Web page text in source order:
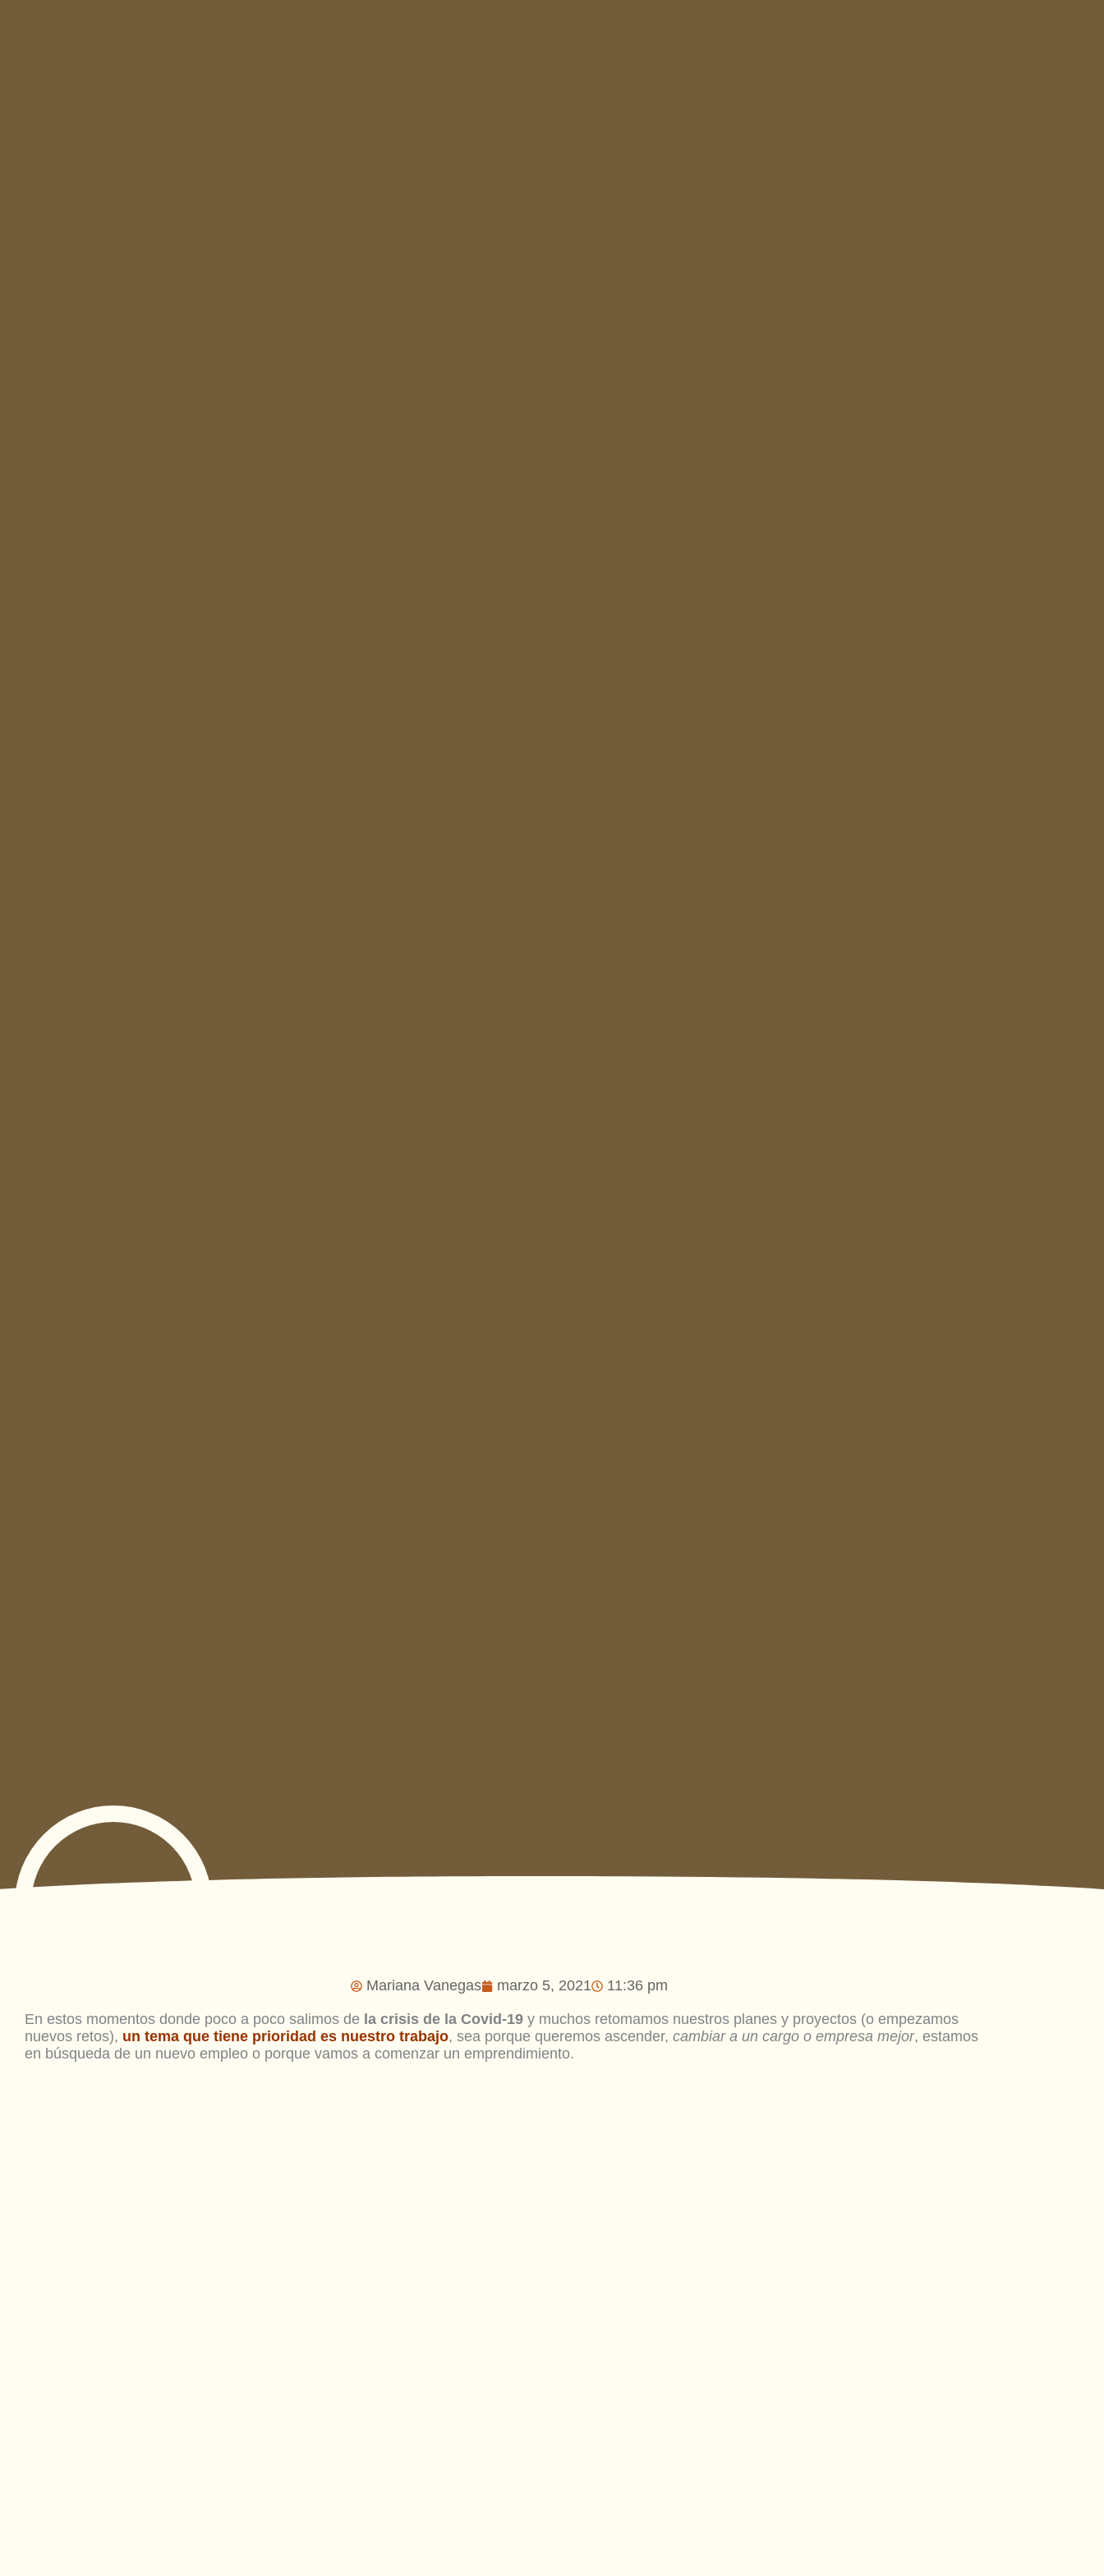
Mariana Vanegas marzo 5, 2021 11:36 pm
En estos momentos donde poco a poco salimos de la crisis de la Covid-19 y muchos retomamos nuestros planes y proyectos (o empezamos
nuevos retos), un tema que tiene prioridad es nuestro trabajo, sea porque queremos ascender, cambiar a un cargo o empresa mejor, estamos
en búsqueda de un nuevo empleo o porque vamos a comenzar un emprendimiento.